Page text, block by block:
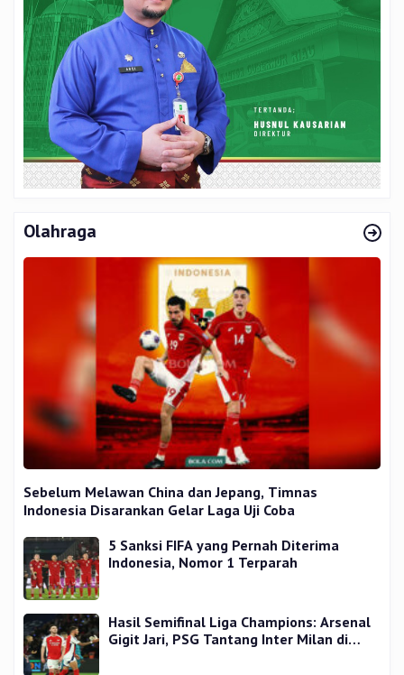
Olahraga
Sebelum Melawan China dan Jepang, Timnas
Indonesia Disarankan Gelar Laga Uji Coba
5 Sanksi FIFA yang Pernah Diterima
Indonesia, Nomor 1 Terparah
Hasil Semifinal Liga Champions: Arsenal
Gigit Jari, PSG Tantang Inter Milan di